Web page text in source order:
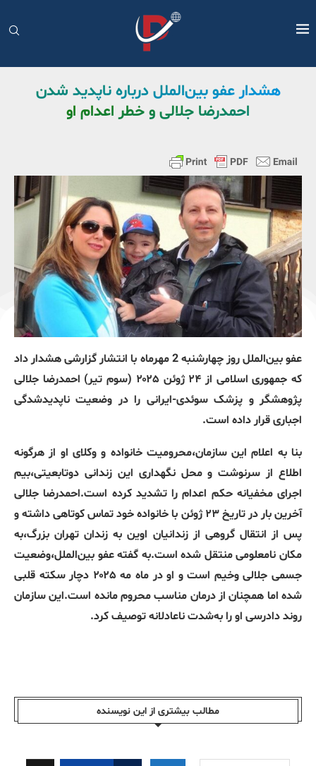
هشدار عفو بین‌الملل درباره ناپدید شدن
احمدرضا جلالی و خطر اعدام او
عفو بین‌الملل روز چهارشنبه 2 مهرماه با انتشار گزارشی هشدار داد
که جمهوری اسلامی از ۲۴ ژوئن ۲۰۲۵ (سوم تیر) احمدرضا جلالی
پژوهشگر و پزشک سوئدی-ایرانی را در وضعیت ناپدیدشدگی
اجباری قرار داده‌ است.
بنا به اعلام این سازمان،محرومیت خانواده و وکلای او از هرگونه
اطلاع از سرنوشت و محل نگهداری این زندانی دوتابعیتی،بیم
اجرای مخفیانه حکم اعدام را تشدید کرده است.احمدرضا جلالی
آخرین بار در تاریخ ۲۳ ژوئن با خانواده خود تماس کوتاهی داشته و
پس از انتقال گروهی از زندانیان اوین به زندان تهران بزرگ،به
مکان نامعلومی منتقل شده است.به گفته عفو بین‌الملل،وضعیت
جسمی جلالی وخیم است و او در ماه مه ۲۰۲۵ دچار سکته قلبی
شده اما همچنان از درمان مناسب محروم مانده است.این سازمان
روند دادرسی او را به‌شدت ناعادلانه توصیف کرد.
مطالب بیشتری از این نویسندە